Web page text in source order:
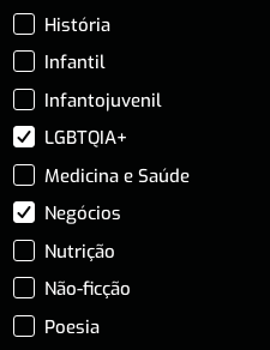
História
Infantil
Infantojuvenil
LGBTQIA+
Medicina e Saúde
Negócios
Nutrição
Não-ficção
Poesia